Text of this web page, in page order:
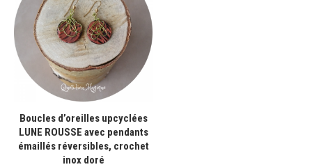
Boucles d’oreilles upcyclées
LUNE ROUSSE avec pendants
émaillés réversibles, crochet
inox doré